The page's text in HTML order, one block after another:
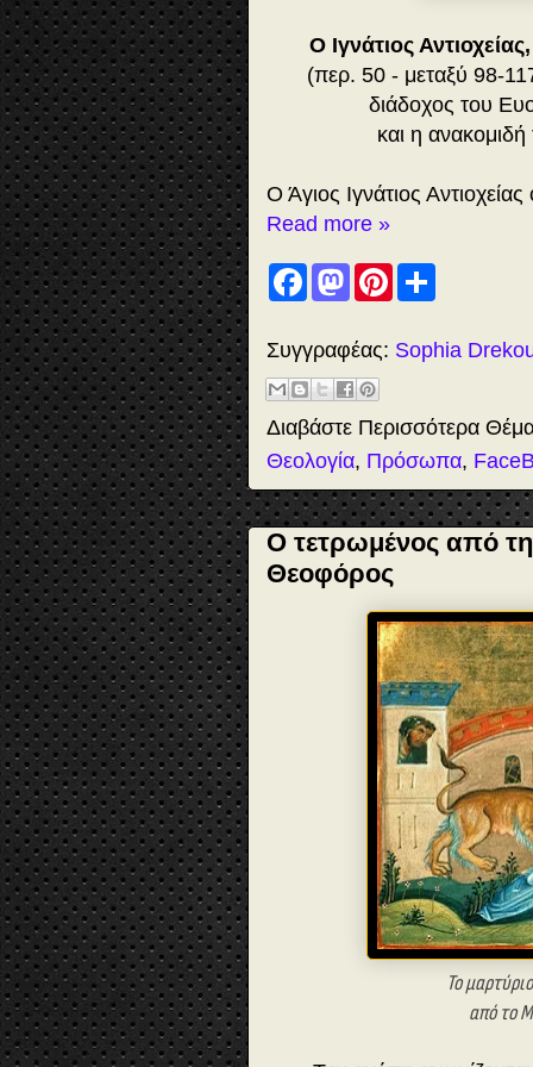
Ο Ιγνάτιος
(περ. 50 - μεταξύ 98-
διάδοχος του
και η
Ο Άγιος Ιγνάτιος
Read more »
F
a
b
o
o
k
M
a
o
o
n
P
e
t
e
Συγγραφέας: Sophia
Διαβάστε Περισσότερα
Θεολογία, Πρόσωπα,
Ο τετρωμένος από
Θεοφόρος
Το
από το